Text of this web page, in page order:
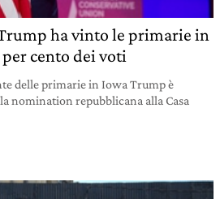
ha vinto le primarie in
cento dei voti
delle primarie in Iowa Trump è
nomination repubblicana alla Casa